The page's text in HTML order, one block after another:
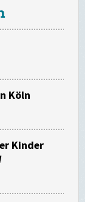
Köln
Kinder